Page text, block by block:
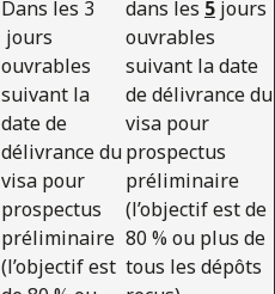
Dans les 3
jours
ouvrables
suivant la
date de
délivrance du
visa pour
prospectus
préliminaire
(l’objectif est
dans les 5 jours
ouvrables
suivant la date
de délivrance du
visa pour
prospectus
préliminaire
(l’objectif est de
80 % ou plus de
tous les dépôts